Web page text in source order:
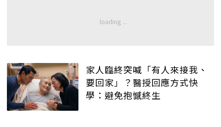
家人臨終突喊「有人來接我、
要回家」？醫授回應方式快
學：避免抱憾終生